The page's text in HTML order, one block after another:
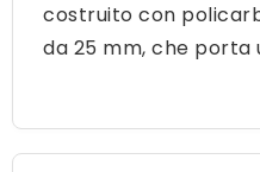
costruito con
da 25 mm, che porta